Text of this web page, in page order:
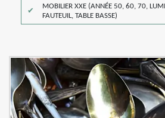
MOBILIER XXE (ANNÉE 50, 60, 70,
FAUTEUIL, TABLE BASSE)